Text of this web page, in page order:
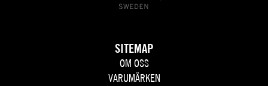
SITEMAP
OM OSS
VARUMÄRKEN